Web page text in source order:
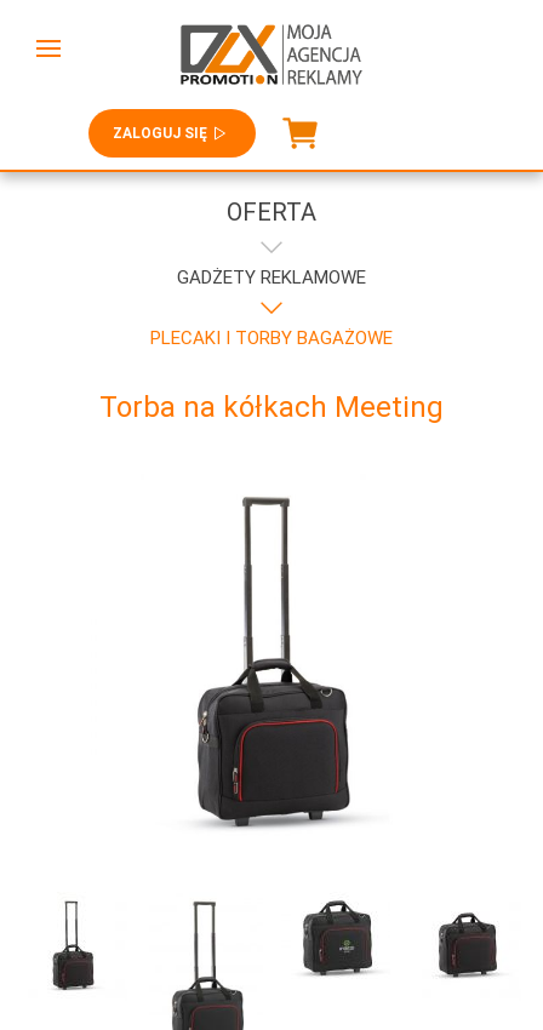
ZALOGUJ SIĘ
OFERTA
GADŻETY REKLAMOWE
PLECAKI I TORBY BAGAŻOWE
Torba na kółkach Meeting